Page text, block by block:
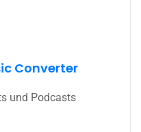
Converter
und Podcasts